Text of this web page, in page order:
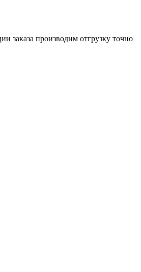
заказа производим отгрузку точно